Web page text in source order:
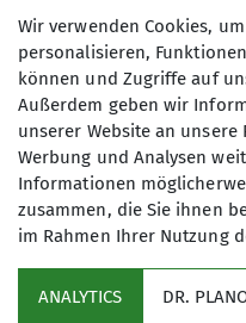
Anmeldung
Kontakt
+49 711
Wir verwenden Cookies,
personalisieren,
können und Zugriffe auf
Außerdem geben wir
unserer Website an
Werbung und Analysen
Informationen
zusammen, die Sie ihnen
im Rahmen Ihrer Nutzung
ANALYTICS DR.